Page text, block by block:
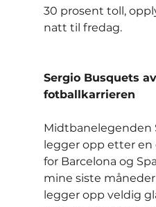
30 prosent toll,
natt til fredag.
Sergio Busquets
fotballkarrieren
Midtbanelegenden
legger opp etter
for Barcelona og
mine siste
legger opp veldig